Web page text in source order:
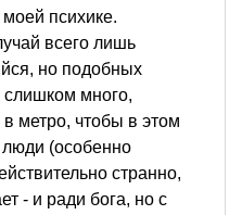
психике.
всего лишь
но подобных
слишком много,
в метро, чтобы в этом
(особенно
странно,
- и ради бога, но с